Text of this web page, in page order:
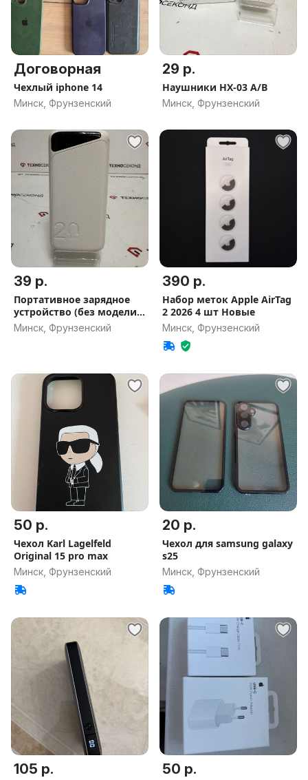
Договорная
Чехлый iphone 14
Минск, Фрунзенский
29 р.
Наушники HX-03 A/B
Минск, Фрунзенский
39 р.
Портативное зарядное
устройство (без модели)
20000mAh
Минск, Фрунзенский
390 р.
Набор меток Apple AirTag
2 2026 4 шт Новые
Минск, Фрунзенский
50 р.
Чехол Karl Lagelfeld
Original 15 pro max
Минск, Фрунзенский
20 р.
Чехол для samsung galaxy
s25
Минск, Фрунзенский
105 р. 50 р.